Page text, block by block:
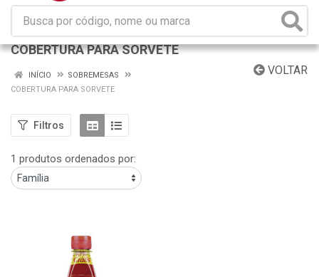
COBERTURA PARA SORVETE
VOLTAR
INÍCIO
SOBREMESAS
COBERTURA PARA SORVETE
Filtros
1 produtos ordenados por: